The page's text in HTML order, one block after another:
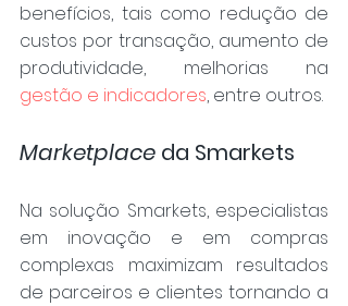
benefícios, tais como redução de
custos por transação, aumento de
gestão e indicadores, entre outros.
Marketplace da Smarkets
Na solução Smarkets, especialistas
em inovação e em compras
complexas maximizam resultados
de parceiros e clientes tornando a